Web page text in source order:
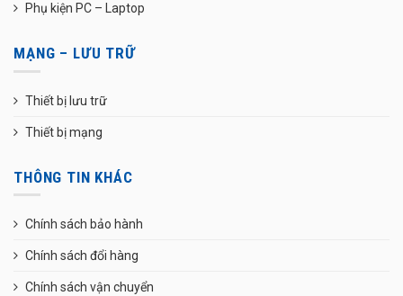
Phụ kiện PC – Laptop
MẠNG – LƯU TRỮ
Thiết bị lưu trữ
Thiết bị mạng
THÔNG TIN KHÁC
Chính sách bảo hành
Chính sách đổi hàng
Chính sách vận chuyển